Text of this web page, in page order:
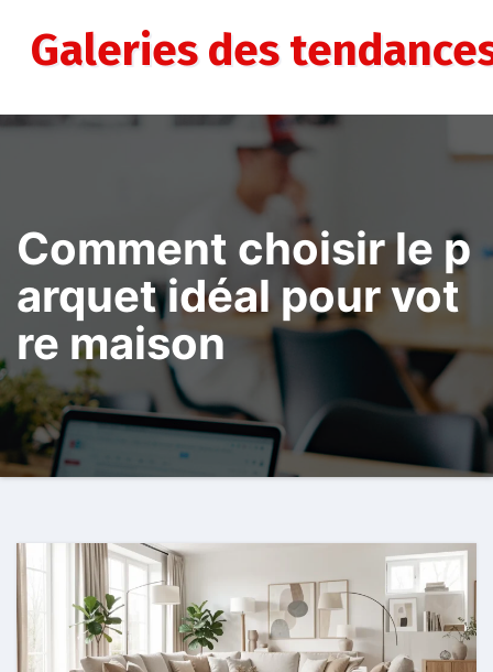
contenuGaleries des
Comment choisir le p
arquet idéal pour vot
re maison